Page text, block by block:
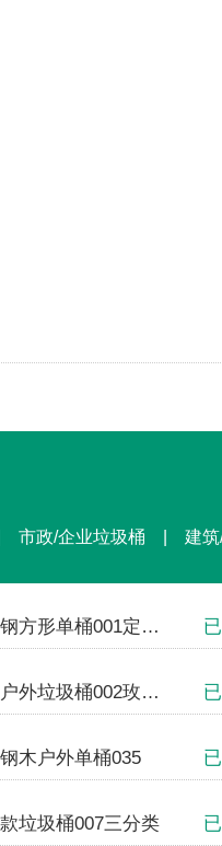
染。2、产品在视觉上
市政/企业垃圾桶 | 建
不锈钢方形单桶001定制款
钢板户外垃圾桶002玫瑰金
钢木户外单桶035
垃圾桶007三分类